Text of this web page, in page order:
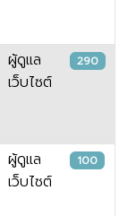
ผู้ดูแล
เว็บไซต์
290
ผู้ดูแล
เว็บไซต์
100